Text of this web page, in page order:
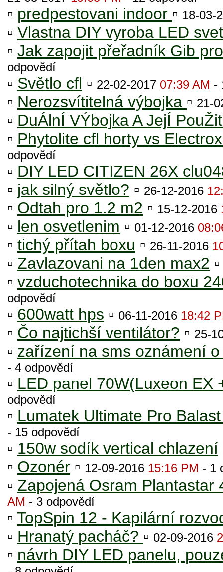
▫ predpestovani indoor ▫ 18-03-
▫ Vlastna DIY vyroba LED
▫ Jak zapojit přeřadník Gib
odpovědí
▫ Světlo cfl ▫ 22-02-2017 07:39 AM -
▫ Nerozsvítitelná výbojka ▫ 21-
▫ DuÁlnÍ VÝbojka A JejÍ
▫ Phytolite cfl horty vs
odpovědí
▫ DIY LED CITIZEN 26X
▫ jak silný světlo? ▫ 26-12-2016
▫ Odtah pro 1.2 m2 ▫ 15-12-2016
▫ len osvetlenim ▫ 01-12-2016
▫ tichý přítah boxu ▫ 26-11-2016
▫ Zavlazovani na 1den max2
▫ vzduchotechnika do boxu
odpovědí
▫ 600watt hps ▫ 06-11-2016 18:42
▫ Čo najtichší ventilátor? ▫ 25-
▫ zařízení na sms oznámení
- 4 odpovědí
▫ LED panel 70W(Luxeon EX
odpovědí
▫ Lumatek Ultimate Pro
- 15 odpovědí
▫ 150w sodík vertical chlazení
▫ Ozonér ▫ 12-09-2016 15:16 PM - 1
▫ Zapojená Osram Plantastar
AM - 3 odpovědí
▫ TopSpin 12 - Kapilární
▫ Hranatý pacháč? ▫ 02-09-2016
▫ návrh DIY LED panelu,